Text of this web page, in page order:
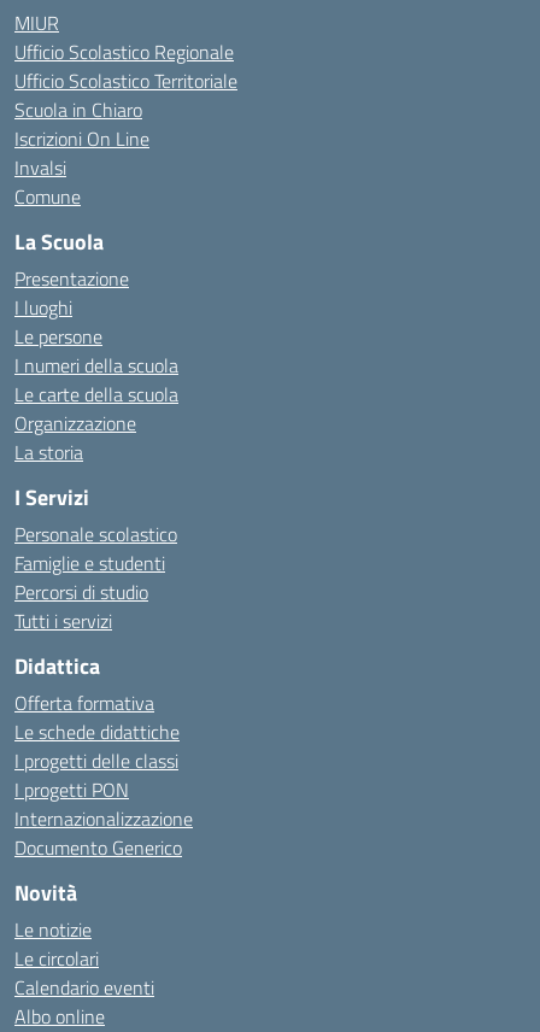
MIUR
Ufficio Scolastico Regionale
Ufficio Scolastico Territoriale
Scuola in Chiaro
Iscrizioni On Line
Invalsi
Comune
La Scuola
Presentazione
I luoghi
Le persone
I numeri della scuola
Le carte della scuola
Organizzazione
La storia
I Servizi
Personale scolastico
Famiglie e studenti
Percorsi di studio
Tutti i servizi
Didattica
Offerta formativa
Le schede didattiche
I progetti delle classi
I progetti PON
Internazionalizzazione
Documento Generico
Novità
Le notizie
Le circolari
Calendario eventi
Albo online